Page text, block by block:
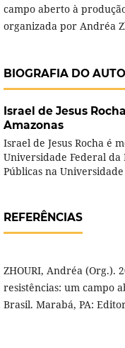
campo aberto à
organizada por Andréa
BIOGRAFIA DO
Israel de Jesus
Amazonas
Israel de Jesus Rocha é
Universidade Federal da
Públicas na
REFERÊNCIAS
ZHOURI, Andréa (Org.).
resistências: um campo
Brasil. Marabá, PA: